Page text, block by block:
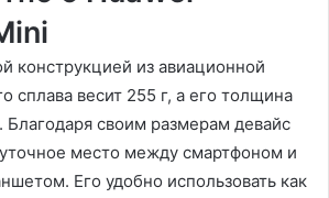
конструкцией из авиационной
сплава весит 255 г, а его толщина
Благодаря своим размерам девайс
место между смартфоном и
Его удобно использовать как